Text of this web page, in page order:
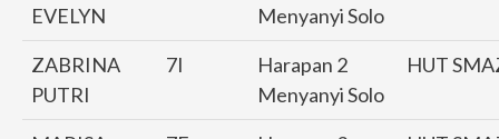
EVELYN
Menyanyi Solo
ZABRINA
PUTRI
7I
Harapan 2
Menyanyi Solo
HUT